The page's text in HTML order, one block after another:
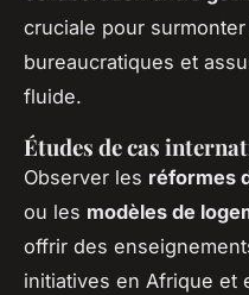
cruciale pour
bureaucratiques et
fluide.
Études de cas
Observer les réformes
ou les modèles de
offrir des
initiatives en Afrique et